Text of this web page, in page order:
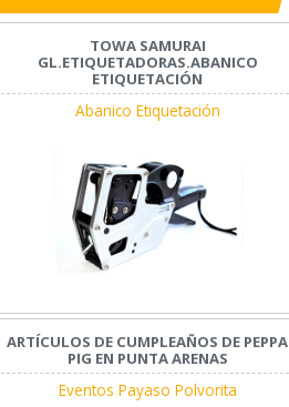
TOWA SAMURAI
GL.ETIQUETADORAS.ABANICO
ETIQUETACIÓN
Abanico Etiquetación
ARTÍCULOS DE CUMPLEAÑOS DE PEPPA
PIG EN PUNTA ARENAS
Eventos Payaso Polvorita